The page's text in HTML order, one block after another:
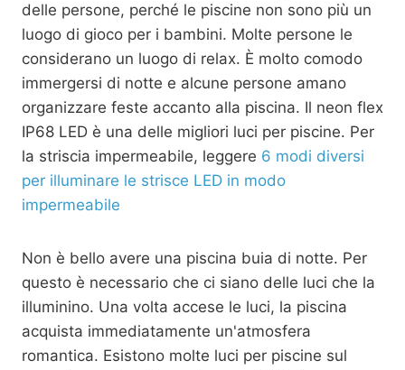
delle persone, perché le piscine non sono più un
luogo di gioco per i bambini. Molte persone le
considerano un luogo di relax. È molto comodo
immergersi di notte e alcune persone amano
organizzare feste accanto alla piscina. Il neon flex
IP68 LED è una delle migliori luci per piscine. Per
la striscia impermeabile, leggere 6 modi diversi
per illuminare le strisce LED in modo
impermeabile
Non è bello avere una piscina buia di notte. Per
questo è necessario che ci siano delle luci che la
illuminino. Una volta accese le luci, la piscina
acquista immediatamente un'atmosfera
romantica. Esistono molte luci per piscine sul